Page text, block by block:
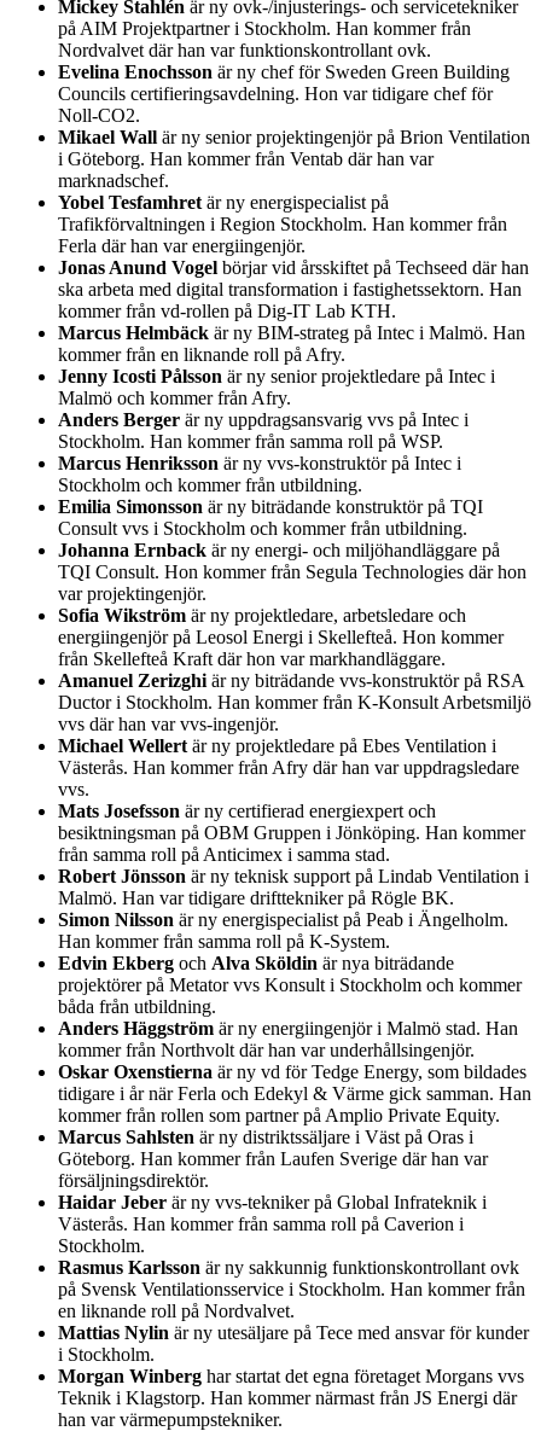
Mickey Stahlén är ny ovk-/injusterings- och servicetekniker
på AIM Projektpartner i Stockholm. Han kommer från
Nordvalvet där han var funktionskontrollant ovk.
Evelina Enochsson är ny chef för Sweden Green Building
Councils certifieringsavdelning. Hon var tidigare chef för
Noll-CO2.
Mikael Wall är ny senior projektingenjör på Brion Ventilation
i Göteborg. Han kommer från Ventab där han var
marknadschef.
Yobel Tesfamhret är ny energispecialist på
Trafikförvaltningen i Region Stockholm. Han kommer från
Ferla där han var energiingenjör.
Jonas Anund Vogel börjar vid årsskiftet på Techseed där han
ska arbeta med digital transformation i fastighetssektorn. Han
kommer från vd-rollen på Dig-IT Lab KTH.
Marcus Helmbäck är ny BIM-strateg på Intec i Malmö. Han
kommer från en liknande roll på Afry.
Jenny Icosti Pålsson är ny senior projektledare på Intec i
Malmö och kommer från Afry.
Anders Berger är ny uppdragsansvarig vvs på Intec i
Stockholm. Han kommer från samma roll på WSP.
Marcus Henriksson är ny vvs-konstruktör på Intec i
Stockholm och kommer från utbildning.
Emilia Simonsson är ny biträdande konstruktör på TQI
Consult vvs i Stockholm och kommer från utbildning.
Johanna Ernback är ny energi- och miljöhandläggare på
TQI Consult. Hon kommer från Segula Technologies där hon
var projektingenjör.
Sofia Wikström är ny projektledare, arbetsledare och
energiingenjör på Leosol Energi i Skellefteå. Hon kommer
från Skellefteå Kraft där hon var markhandläggare.
Amanuel Zerizghi är ny biträdande vvs-konstruktör på RSA
Ductor i Stockholm. Han kommer från K-Konsult Arbetsmiljö
vvs där han var vvs-ingenjör.
Michael Wellert är ny projektledare på Ebes Ventilation i
Västerås. Han kommer från Afry där han var uppdragsledare
vvs.
Mats Josefsson är ny certifierad energiexpert och
besiktningsman på OBM Gruppen i Jönköping. Han kommer
från samma roll på Anticimex i samma stad.
Robert Jönsson är ny teknisk support på Lindab Ventilation i
Malmö. Han var tidigare drifttekniker på Rögle BK.
Simon Nilsson är ny energispecialist på Peab i Ängelholm.
Han kommer från samma roll på K-System.
Edvin Ekberg och Alva Sköldin är nya biträdande
projektörer på Metator vvs Konsult i Stockholm och kommer
båda från utbildning.
Anders Häggström är ny energiingenjör i Malmö stad. Han
kommer från Northvolt där han var underhållsingenjör.
Oskar Oxenstierna är ny vd för Tedge Energy, som bildades
tidigare i år när Ferla och Edekyl & Värme gick samman. Han
kommer från rollen som partner på Amplio Private Equity.
Marcus Sahlsten är ny distriktssäljare i Väst på Oras i
Göteborg. Han kommer från Laufen Sverige där han var
försäljningsdirektör.
Haidar Jeber är ny vvs-tekniker på Global Infrateknik i
Västerås. Han kommer från samma roll på Caverion i
Stockholm.
Rasmus Karlsson är ny sakkunnig funktionskontrollant ovk
på Svensk Ventilationsservice i Stockholm. Han kommer från
en liknande roll på Nordvalvet.
Mattias Nylin är ny utesäljare på Tece med ansvar för kunder
i Stockholm.
Morgan Winberg har startat det egna företaget Morgans vvs
Teknik i Klagstorp. Han kommer närmast från JS Energi där
han var värmepumpstekniker.